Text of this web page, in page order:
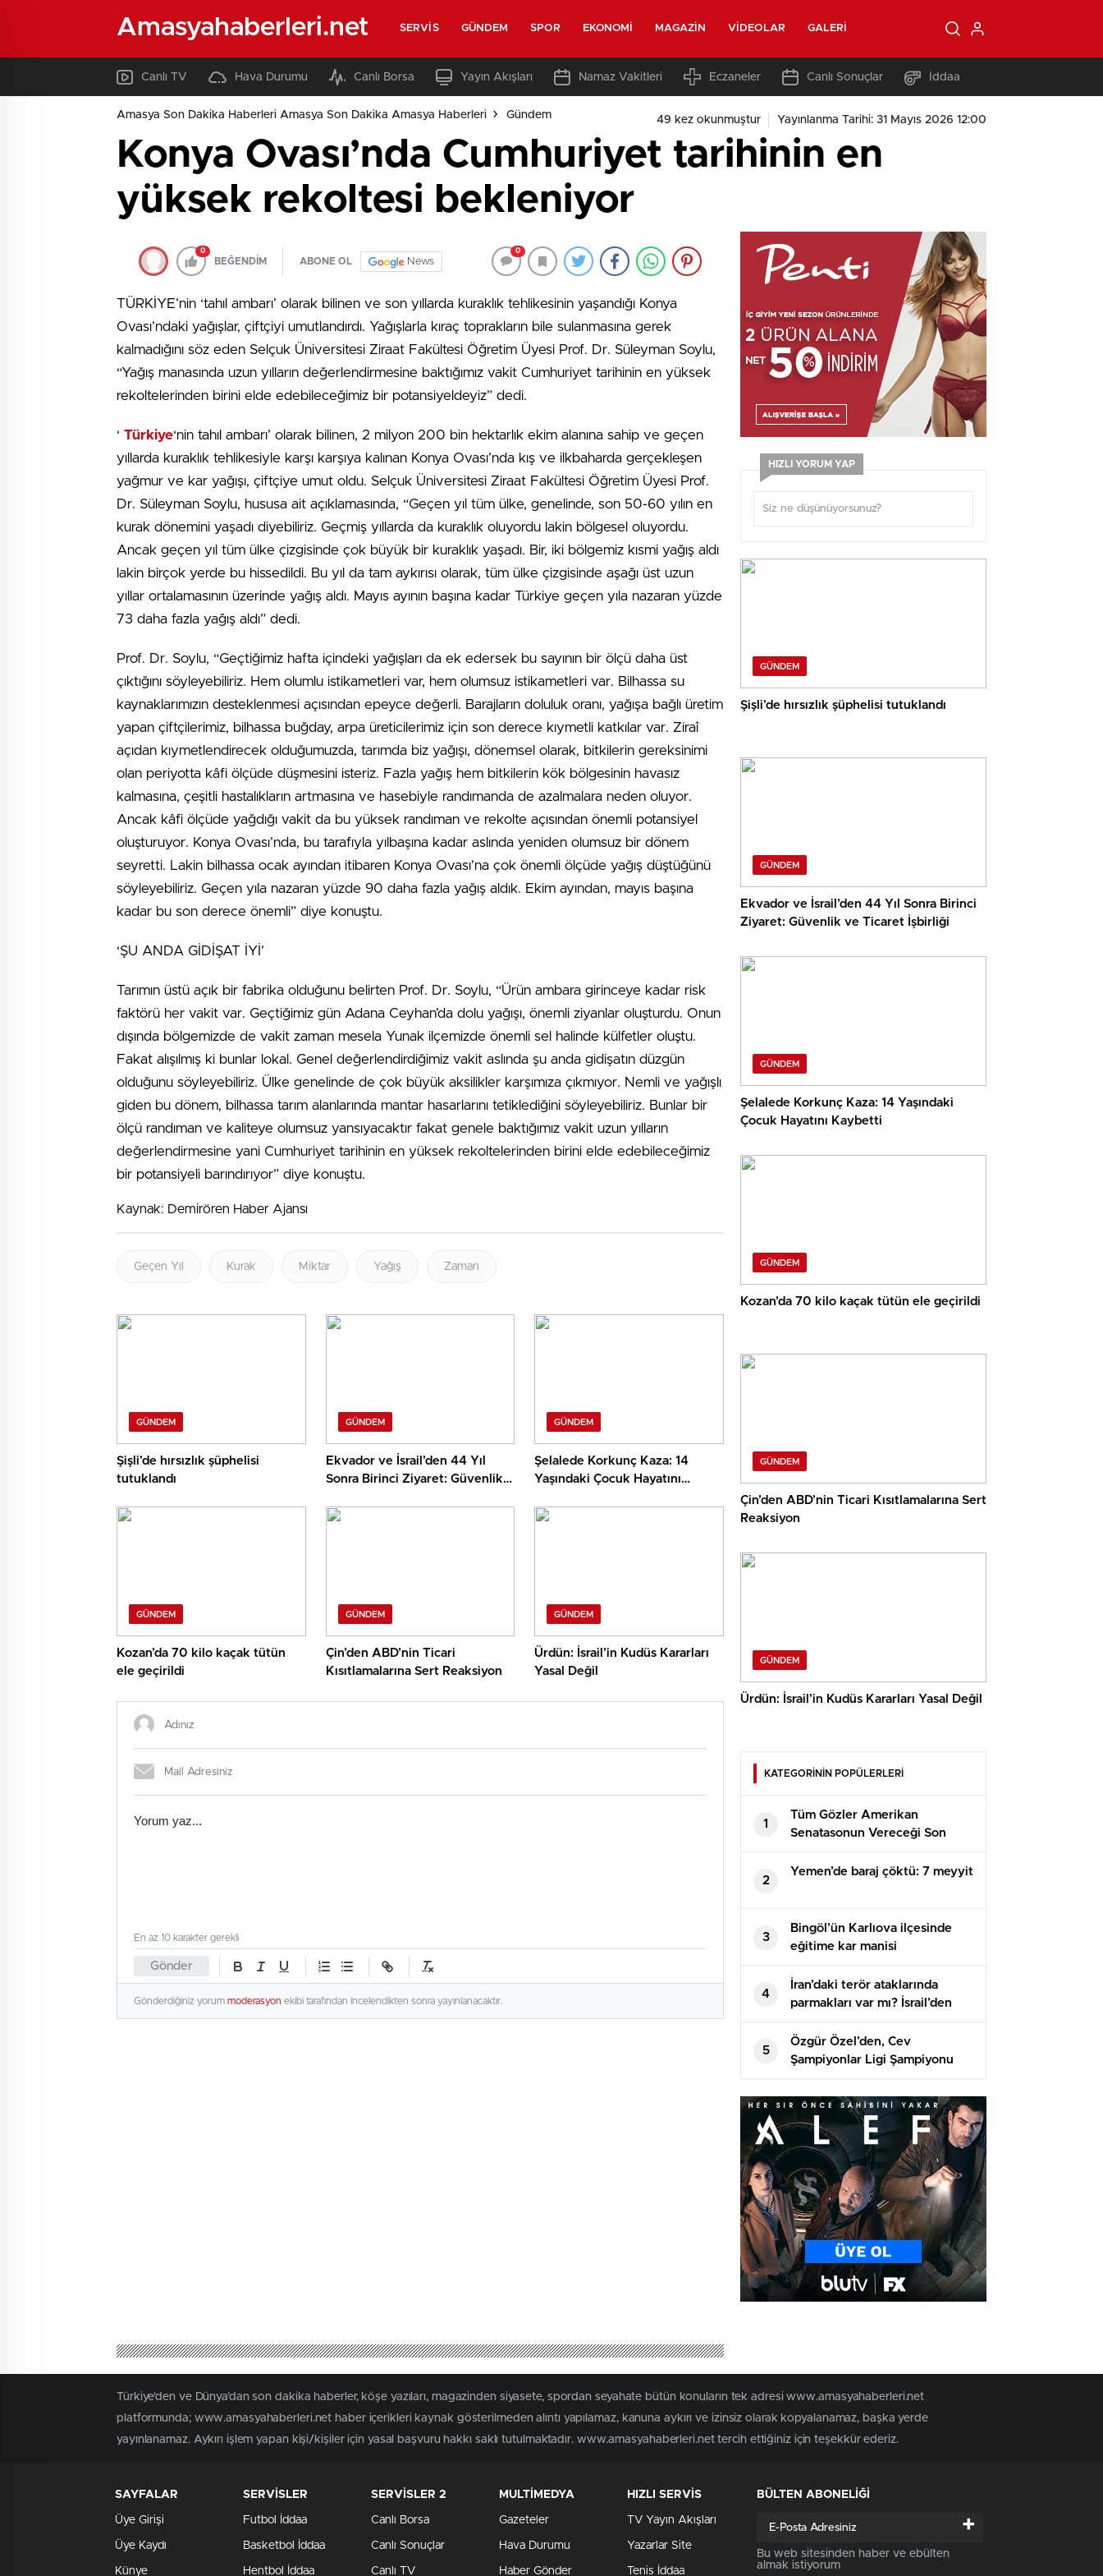
Amasyahaberleri.net SERVIS GÜNDEM SPOR EKONOMI MAGAZIN VIDEOLAR GALERI
Canlı TV Hava Durumu Canlı Borsa Yayın Akışları Namaz Vakitleri Eczaneler Canlı Sonuçlar İddaa
Amasya Son Dakika Haberleri Amasya Son Dakika Amasya Haberleri Gündem 49 kez okunmuştur Yayınlanma Tarihi: 31 Mayıs 2026 12:00
Konya Ovası’nda Cumhuriyet tarihinin en
yüksek rekoltesi bekleniyor
0
BEĞENDİM ABONE OL News
0
TÜRKİYE’nin ‘tahıl ambarı’ olarak bilinen ve son yıllarda kuraklık tehlikesinin yaşandığı Konya
Ovası’ndaki yağışlar, çiftçiyi umutlandırdı. Yağışlarla kıraç toprakların bile sulanmasına gerek
kalmadığını söz eden Selçuk Üniversitesi Ziraat Fakültesi Öğretim Üyesi Prof. Dr. Süleyman Soylu,
“Yağış manasında uzun yılların değerlendirmesine baktığımız vakit Cumhuriyet tarihinin en yüksek
rekoltelerinden birini elde edebileceğimiz bir potansiyeldeyiz” dedi.
‘ Türkiye‘nin tahıl ambarı’ olarak bilinen, 2 milyon 200 bin hektarlık ekim alanına sahip ve geçen
yıllarda kuraklık tehlikesiyle karşı karşıya kalınan Konya Ovası’nda kış ve ilkbaharda gerçekleşen
yağmur ve kar yağışı, çiftçiye umut oldu. Selçuk Üniversitesi Ziraat Fakültesi Öğretim Üyesi Prof.
Dr. Süleyman Soylu, hususa ait açıklamasında, “Geçen yıl tüm ülke, genelinde, son 50-60 yılın en
kurak dönemini yaşadı diyebiliriz. Geçmiş yıllarda da kuraklık oluyordu lakin bölgesel oluyordu.
Ancak geçen yıl tüm ülke çizgisinde çok büyük bir kuraklık yaşadı. Bir, iki bölgemiz kısmi yağış aldı
lakin birçok yerde bu hissedildi. Bu yıl da tam aykırısı olarak, tüm ülke çizgisinde aşağı üst uzun
yıllar ortalamasının üzerinde yağış aldı. Mayıs ayının başına kadar Türkiye geçen yıla nazaran yüzde
73 daha fazla yağış aldı” dedi.
Prof. Dr. Soylu, “Geçtiğimiz hafta içindeki yağışları da ek edersek bu sayının bir ölçü daha üst
çıktığını söyleyebiliriz. Hem olumlu istikametleri var, hem olumsuz istikametleri var. Bilhassa su
kaynaklarımızın desteklenmesi açısından epeyce değerli. Barajların doluluk oranı, yağışa bağlı üretim
yapan çiftçilerimiz, bilhassa buğday, arpa üreticilerimiz için son derece kıymetli katkılar var. Ziraî
açıdan kıymetlendirecek olduğumuzda, tarımda biz yağışı, dönemsel olarak, bitkilerin gereksinimi
olan periyotta kâfi ölçüde düşmesini isteriz. Fazla yağış hem bitkilerin kök bölgesinin havasız
kalmasına, çeşitli hastalıkların artmasına ve hasebiyle randımanda de azalmalara neden oluyor.
Ancak kâfi ölçüde yağdığı vakit da bu yüksek randıman ve rekolte açısından önemli potansiyel
oluşturuyor. Konya Ovası’nda, bu tarafıyla yılbaşına kadar aslında yeniden olumsuz bir dönem
seyretti. Lakin bilhassa ocak ayından itibaren Konya Ovası’na çok önemli ölçüde yağış düştüğünü
söyleyebiliriz. Geçen yıla nazaran yüzde 90 daha fazla yağış aldık. Ekim ayından, mayıs başına
kadar bu son derece önemli” diye konuştu.
‘ŞU ANDA GİDİŞAT İYİ’
Tarımın üstü açık bir fabrika olduğunu belirten Prof. Dr. Soylu, “Ürün ambara girinceye kadar risk
faktörü her vakit var. Geçtiğimiz gün Adana Ceyhan’da dolu yağışı, önemli ziyanlar oluşturdu. Onun
dışında bölgemizde de vakit zaman mesela Yunak ilçemizde önemli sel halinde külfetler oluştu.
Fakat alışılmış ki bunlar lokal. Genel değerlendirdiğimiz vakit aslında şu anda gidişatın düzgün
olduğunu söyleyebiliriz. Ülke genelinde de çok büyük aksilikler karşımıza çıkmıyor. Nemli ve yağışlı
giden bu dönem, bilhassa tarım alanlarında mantar hasarlarını tetiklediğini söyleyebiliriz. Bunlar bir
ölçü randıman ve kaliteye olumsuz yansıyacaktır fakat genele baktığımız vakit uzun yılların
değerlendirmesine yani Cumhuriyet tarihinin en yüksek rekoltelerinden birini elde edebileceğimiz
bir potansiyeli barındırıyor” diye konuştu.
Kaynak: Demirören Haber Ajansı
Geçen Yıl Kurak Miktar Yağış Zaman
GÜNDEM
Şişli’de hırsızlık şüphelisi
tutuklandı
GÜNDEM
Ekvador ve İsrail’den 44 Yıl
Sonra Birinci Ziyaret: Güvenlik
GÜNDEM
Şelalede Korkunç Kaza: 14
Yaşındaki Çocuk Hayatını
GÜNDEM
Kozan’da 70 kilo kaçak tütün
ele geçirildi
GÜNDEM
Çin’den ABD’nin Ticari
Kısıtlamalarına Sert Reaksiyon
GÜNDEM
Ürdün: İsrail’in Kudüs Kararları
Yasal Değil
Gönder
En az 10 karakter gerekli
Gönderdiğiniz yorum moderasyon ekibi tarafından incelendikten sonra yayınlanacaktır.
HIZLI YORUM YAP
GÜNDEM
Şişli’de hırsızlık şüphelisi tutuklandı
GÜNDEM
Ekvador ve İsrail’den 44 Yıl Sonra Birinci
Ziyaret: Güvenlik ve Ticaret İşbirliği
GÜNDEM
Şelalede Korkunç Kaza: 14 Yaşındaki
Çocuk Hayatını Kaybetti
GÜNDEM
Kozan’da 70 kilo kaçak tütün ele geçirildi
GÜNDEM
Çin’den ABD’nin Ticari Kısıtlamalarına Sert
Reaksiyon
GÜNDEM
Ürdün: İsrail’in Kudüs Kararları Yasal Değil
KATEGORİNİN POPÜLERLERİ
1
Tüm Gözler Amerikan
Senatasonun Vereceği Son
Kararda
2
Yemen’de baraj çöktü: 7 meyyit
3
Bingöl’ün Karlıova ilçesinde
eğitime kar manisi
4
İran’daki terör ataklarında
parmakları var mı? İsrail’den
birinci açıklama geldi
5
Özgür Özel’den, Cev
Şampiyonlar Ligi Şampiyonu
Vakıfbank’a Tebrik Bildirisi
Türkiye'den ve Dünya’dan son dakika haberler, köşe yazıları, magazinden siyasete, spordan seyahate bütün konuların tek adresi www.amasyahaberleri.net
platformunda; www.amasyahaberleri.net haber içerikleri kaynak gösterilmeden alıntı yapılamaz, kanuna aykırı ve izinsiz olarak kopyalanamaz, başka yerde
yayınlanamaz. Aykırı işlem yapan kişi/kişiler için yasal başvuru hakkı saklı tutulmaktadır. www.amasyahaberleri.net tercih ettiğiniz için teşekkür ederiz.
SAYFALAR
Üye Girişi
Üye Kaydı
Künye
SERVİSLER
Futbol İddaa
Basketbol İddaa
Hentbol İddaa
SERVİSLER 2
Canlı Borsa
Canlı Sonuçlar
Canlı TV
MULTİMEDYA
Gazeteler
Hava Durumu
Haber Gönder
HIZLI SERVİS
TV Yayın Akışları
Yazarlar Site
Tenis İddaa
BÜLTEN ABONELİĞİ
+
Bu web sitesinden haber ve ebülten
almak istiyorum